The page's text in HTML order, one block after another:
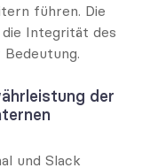
führen. Die
Integrität des
der
und Slack